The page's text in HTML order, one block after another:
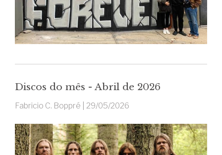
Discos do mês - Abril de 2026
Fabricio C. Boppré | 29/05/2026